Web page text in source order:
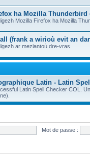
ha Mozilla Thunderbird
Mozilla Firefox ha Mozilla
(frank a wirioù evit an
ar meziantoù dre-vras
Latin - Latin
Latin Spell Checker COL.
Mot de passe :